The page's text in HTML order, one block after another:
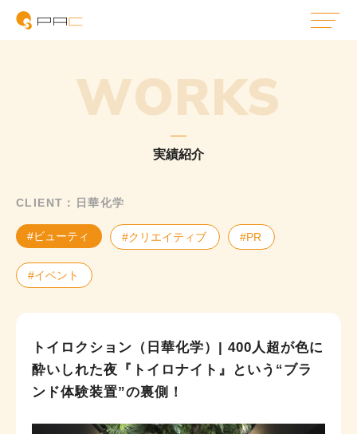
WORKS
実績紹介
CLIENT：日華化学
#ビューティ #クリエイティブ #PR
#イベント
トイロクション（日華化学）| 400人超が色に
酔いしれた夜『トイロナイト』という“ブラ
ンド体験装置”の裏側！